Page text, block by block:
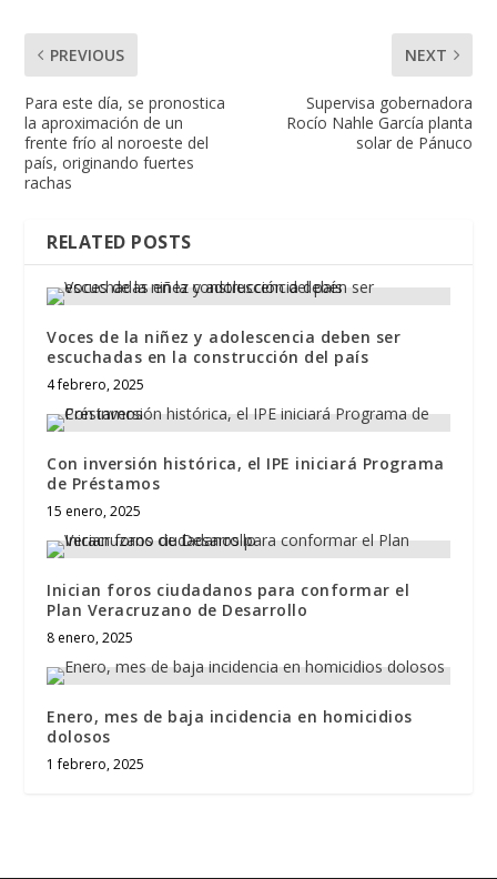
PREVIOUS
Para este día, se pronostica
la aproximación de un
frente frío al noroeste del
país, originando fuertes
rachas
NEXT
Supervisa gobernadora
Rocío Nahle García planta
solar de Pánuco
RELATED POSTS
Voces de la niñez y adolescencia deben ser
escuchadas en la construcción del país
4 febrero, 2025
Con inversión histórica, el IPE iniciará Programa
de Préstamos
15 enero, 2025
Inician foros ciudadanos para conformar el
Plan Veracruzano de Desarrollo
8 enero, 2025
Enero, mes de baja incidencia en homicidios
dolosos
1 febrero, 2025